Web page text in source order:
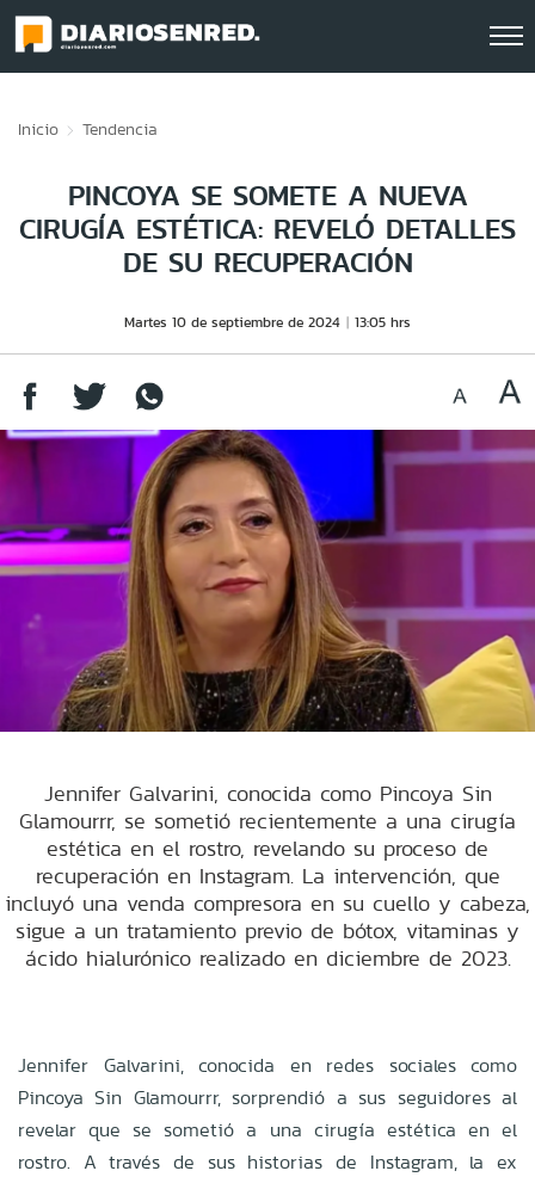
Inicio Tendencia
PINCOYA SE SOMETE A NUEVA
CIRUGÍA ESTÉTICA: REVELÓ DETALLES
DE SU RECUPERACIÓN
Martes 10 de septiembre de 2024 13:05 hrs
Jennifer Galvarini, conocida como Pincoya Sin
Glamourrr, se sometió recientemente a una cirugía
estética en el rostro, revelando su proceso de
recuperación en Instagram. La intervención, que
incluyó una venda compresora en su cuello y cabeza,
sigue a un tratamiento previo de bótox, vitaminas y
ácido hialurónico realizado en diciembre de 2023.
Jennifer Galvarini, conocida en redes sociales como
Pincoya Sin Glamourrr, sorprendió a sus seguidores al
revelar que se sometió a una cirugía estética en el
rostro. A través de sus historias de Instagram, la ex